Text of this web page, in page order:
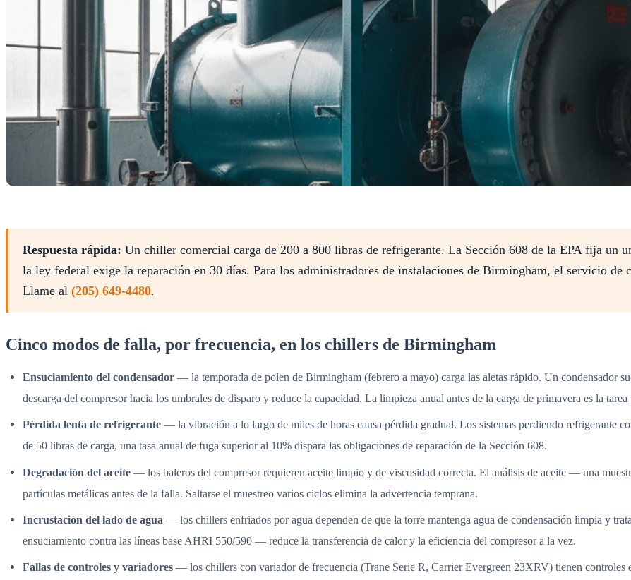
Respuesta rápida: Un chiller comercial carga de 200 a 800 libras de refrigerante. La Sección 608 de la EPA fija un
la ley federal exige la reparación en 30 días. Para los administradores de instalaciones de Birmingham, el servicio
Llame al (205) 649-4480.
Cinco modos de falla, por frecuencia, en los chillers de Birmingham
Ensuciamiento del condensador — la temporada de polen de Birmingham (febrero a mayo) carga las aletas rápido. Un condensador
descarga del compresor hacia los umbrales de disparo y reduce la capacidad. La limpieza anual antes de la carga de primavera es la
Pérdida lenta de refrigerante — la vibración a lo largo de miles de horas causa pérdida gradual. Los sistemas perdiendo refrigerante
de 50 libras de carga, una tasa anual de fuga superior al 10% dispara las obligaciones de reparación de la Sección 608.
Degradación del aceite — los baleros del compresor requieren aceite limpio y de viscosidad correcta. El análisis de aceite — una
partículas metálicas antes de la falla. Saltarse el muestreo varios ciclos elimina la advertencia temprana.
Incrustación del lado de agua — los chillers enfriados por agua dependen de que la torre mantenga agua de condensación limpia y
ensuciamiento contra las líneas base AHRI 550/590 — reduce la transferencia de calor y la eficiencia del compresor a la vez.
Fallas de controles y variadores — los chillers con variador de frecuencia (Trane Serie R, Carrier Evergreen 23XRV) tienen controles